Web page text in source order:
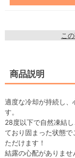
こ
商品説明
適度な冷却が持続し
す。
28度以下で自然凍結
ており固まった状態
ただけます！
結露の心配がありませ